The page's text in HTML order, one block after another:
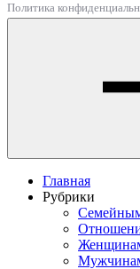
Политика
Главная
Рубрики